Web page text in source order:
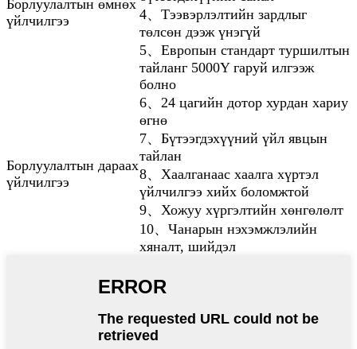
Борлуулалтын өмнөх
үйлчилгээ
4、Тээвэрлэлтийн зардлыг
төлсөн дээж үнэгүй
5、Европын стандарт туршилтын
тайланг 5000Y гаруй илгээж
болно
Борлуулалтын дараах
үйлчилгээ
6、24 цагийн дотор хурдан хариу
өгнө
7、Бүтээгдэхүүний үйл явцын
тайлан
8、Хаалганаас хаалга хүртэл
үйлчилгээ хийх боломжтой
9、Хожуу хүргэлтийн хөнгөлөлт
10、Чанарын нэхэмжлэлийн
хяналт, шийдэл